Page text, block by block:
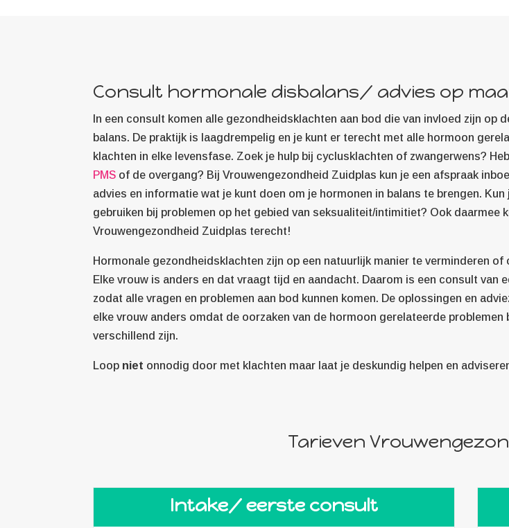
Consult hormonale disbalans/ advies op
In een consult komen alle gezondheidsklachten aan bod die van invloed zijn op
balans. De praktijk is laagdrempelig en je kunt er terecht met alle hormoon
klachten in elke levensfase. Zoek je hulp bij cyclusklachten of zwangerwens?
PMS of de overgang? Bij Vrouwengezondheid Zuidplas kun je een afspraak
advies en informatie wat je kunt doen om je hormonen in balans te brengen. Kun
gebruiken bij problemen op het gebied van seksualiteit/intimitiet? Ook daarmee
Vrouwengezondheid Zuidplas terecht!
Hormonale gezondheidsklachten zijn op een natuurlijk manier te verminderen of
Elke vrouw is anders en dat vraagt tijd en aandacht. Daarom is een consult van
zodat alle vragen en problemen aan bod kunnen komen. De oplossingen en
elke vrouw anders omdat de oorzaken van de hormoon gerelateerde problemen
verschillend zijn.
Loop niet onnodig door met klachten maar laat je deskundig helpen en
Tarieven
Intake/ eerste consult